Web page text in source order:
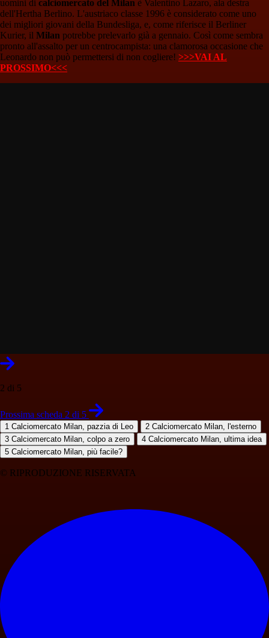
uomini di calciomercato del Milan è Valentino Lazaro, ala destra
dell'Hertha Berlino. L'austriaco classe 1996 è considerato come uno
dei migliori giovani della Bundesliga, e, come riferisce il Berliner
Kurier, il Milan potrebbe prelevarlo già a gennaio. Così come sembra
pronto all'assalto per un centrocampista: una clamorosa occasione che
Leonardo non può permettersi di non cogliere! >>>VAI AL
PROSSIMO<<<
2 di 5
Prossima scheda 2 di 5
1 Calciomercato Milan, pazzia di Leo 2 Calciomercato Milan, l'esterno
3 Calciomercato Milan, colpo a zero 4 Calciomercato Milan, ultima idea
5 Calciomercato Milan, più facile?
© RIPRODUZIONE RISERVATA